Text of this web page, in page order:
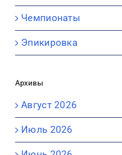
Чемпионаты
Эпикировка
Архивы
Август 2026
Июль 2026